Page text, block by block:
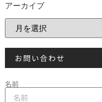
アーカイブ
お問い合わせ
名前